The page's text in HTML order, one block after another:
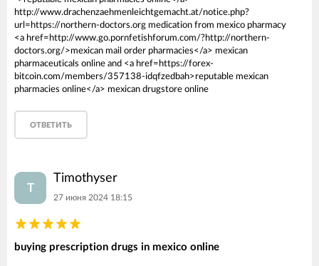
http://www.drachenzaehmenleichtgemacht.at/notice.php?
url=https://northern-doctors.org medication from mexico pharmacy
<a href=http://www.go.pornfetishforum.com/?http://northern-
doctors.org/>mexican mail order pharmacies</a> mexican
pharmaceuticals online and <a href=https://forex-
bitcoin.com/members/357138-idqfzedbah>reputable mexican
pharmacies online</a> mexican drugstore online
ОТВЕТИТЬ
T
Timothyser
27 июня 2024 18:15
buying prescription drugs in mexico online